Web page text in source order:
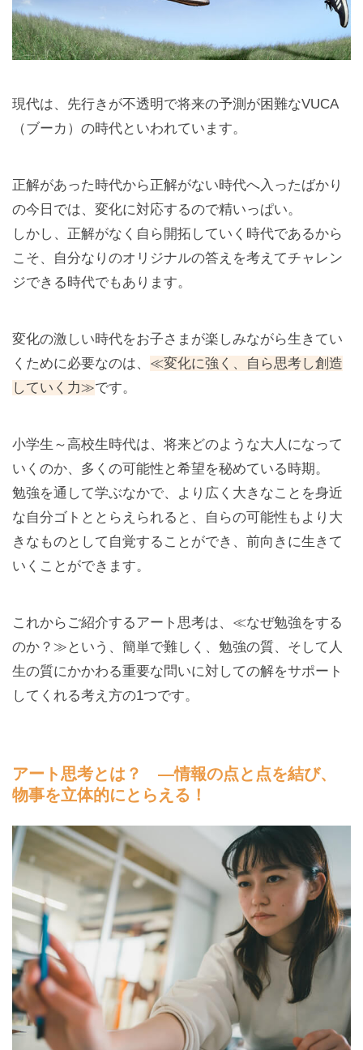
現代は、先行きが不透明で将来の予測が困難なVUCA
（ブーカ）の時代といわれています。
正解があった時代から正解がない時代へ入ったばかり
の今日では、変化に対応するので精いっぱい。
しかし、正解がなく自ら開拓していく時代であるから
こそ、自分なりのオリジナルの答えを考えてチャレン
ジできる時代でもあります。
変化の激しい時代をお子さまが楽しみながら生きてい
くために必要なのは、 ≪変化に強く、自ら思考し創造
していく力≫です。
小学生～高校生時代は、将来どのような大人になって
いくのか、多くの可能性と希望を秘めている時期。
勉強を通して学ぶなかで、より広く大きなことを身近
な自分ゴトととらえられると、自らの可能性もより大
きなものとして自覚することができ、前向きに生きて
いくことができます。
これからご紹介するアート思考は、≪なぜ勉強をする
のか？≫という、簡単で難しく、勉強の質、そして人
生の質にかかわる重要な問いに対しての解をサポート
してくれる考え方の1つです。
アート思考とは？ —情報の点と点を結び、
物事を立体的にとらえる！